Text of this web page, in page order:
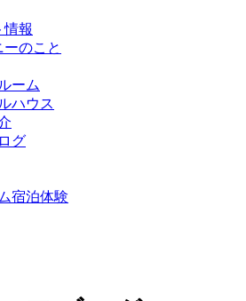
情報
のこと
ーム
ハウス
グ
宿泊体験